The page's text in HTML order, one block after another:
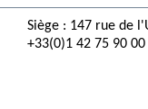
Siège : 147 rue de
+33(0)1 42 75 90